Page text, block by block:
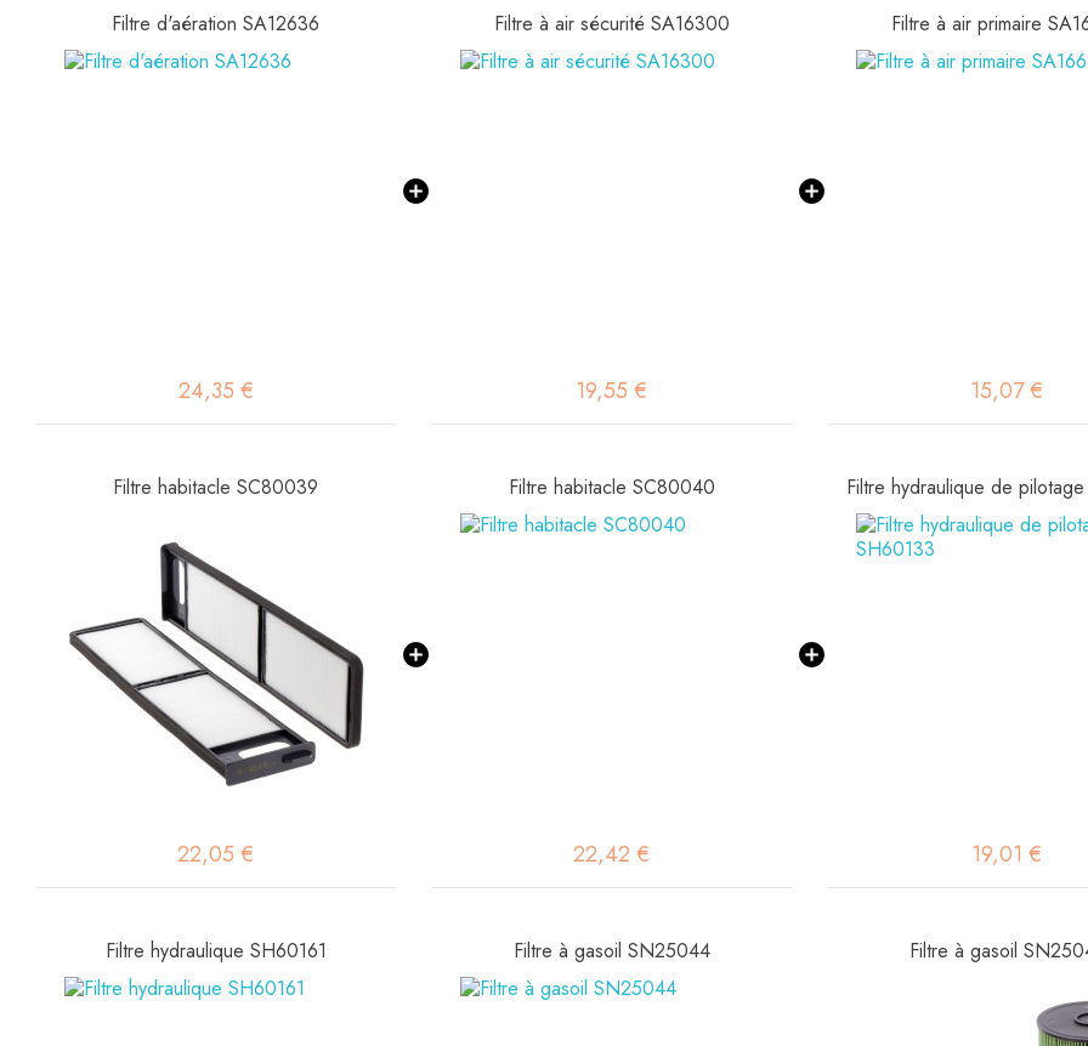
Filtre d'aération SA12636
24,35 €
Filtre à air sécurité SA16300
19,55 €
Filtre à air primaire
15,07 €
Filtre habitacle SC80039
22,05 €
Filtre habitacle SC80040
22,42 €
Filtre hydraulique de
19,01 €
Filtre hydraulique SH60161 Filtre à gasoil SN25044 Filtre à gasoil